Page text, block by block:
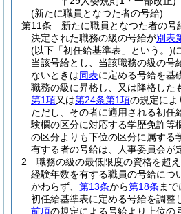
(新たに職員となつた者の号給)
第11条
新たに職員となつた者の号
決定された職務の級の号給が別表
(以下「初任給基準表」という。)
当該号給とし、当該職務の級の号
ないときは同表に定める号給を基
職務の級に昇格し、又は降格した
第1項又は第24条第1項の規定によ
ただし、その者に適用される初任
験欄の区分に対応する学歴免許等
の区分よりも下位の区分に属する
有する者の号給は、人事委員会が
2
職務の級の最低限度の資格を超
経験年数を有する職員の号給につ
かわらず、 第13条から第18条 ま
初任給基準表に定める号給を調整
前項の規定による号給より上位の